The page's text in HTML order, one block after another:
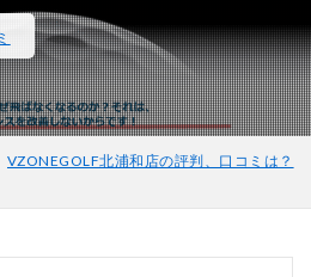
VZONEGOLF北浦和店の評判、口コミは？